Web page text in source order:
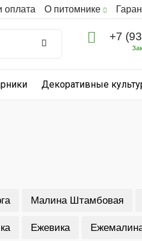
оплата О питомнике
+7
Декоративные
Малина Штамбовая
Ежевика